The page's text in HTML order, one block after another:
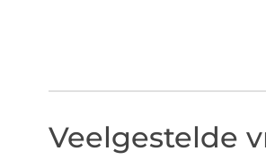
Veelgestelde